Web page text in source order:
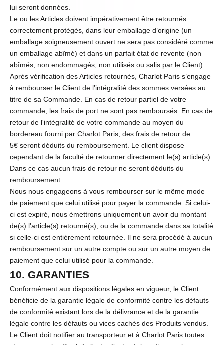
lui seront données.
Le ou les Articles doivent impérativement être retournés
correctement protégés, dans leur emballage d’origine (un
emballage soigneusement ouvert ne sera pas considéré comme
un emballage abîmé) et dans un parfait état de revente (non
abîmés, non endommagés, non utilisés ou salis par le Client).
Après vérification des Articles retournés, Charlot Paris s’engage
à rembourser le Client de l’intégralité des sommes versées au
titre de sa Commande. En cas de retour partiel de votre
commande, les frais de port ne sont pas remboursés. En cas de
retour de l'intégralité de votre commande au moyen du
bordereau fourni par Charlot Paris, des frais de retour de
5€ seront déduits du remboursement. Le client dispose
cependant de la faculté de retourner directement le(s) article(s).
Dans ce cas aucun frais de retour ne seront déduits du
remboursement.
Nous nous engageons à vous rembourser sur le même mode
de paiement que celui utilisé pour payer la commande. Si celui-
ci est expiré, nous émettrons uniquement un avoir du montant
de(s) l'article(s) retourné(s), ou de la commande dans sa totalité
si celle-ci est entièrement retournée. Il ne sera procédé à aucun
remboursement sur un autre compte ou sur un autre moyen de
paiement que celui utilisé pour la commande.
10. GARANTIES
Conformément aux dispositions légales en vigueur, le Client
bénéficie de la garantie légale de conformité contre les défauts
de conformité existant lors de la délivrance et de la garantie
légale contre les défauts ou vices cachés des Produits vendus.
Le Client doit notifier au transporteur et à Charlot Paris toutes